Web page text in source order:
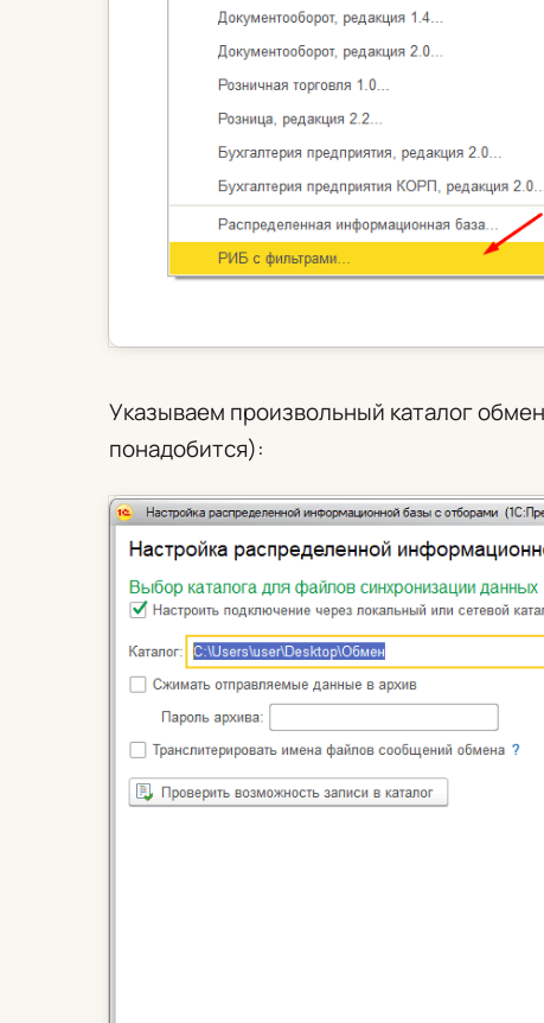
Указываем произвольный каталог
понадобится):